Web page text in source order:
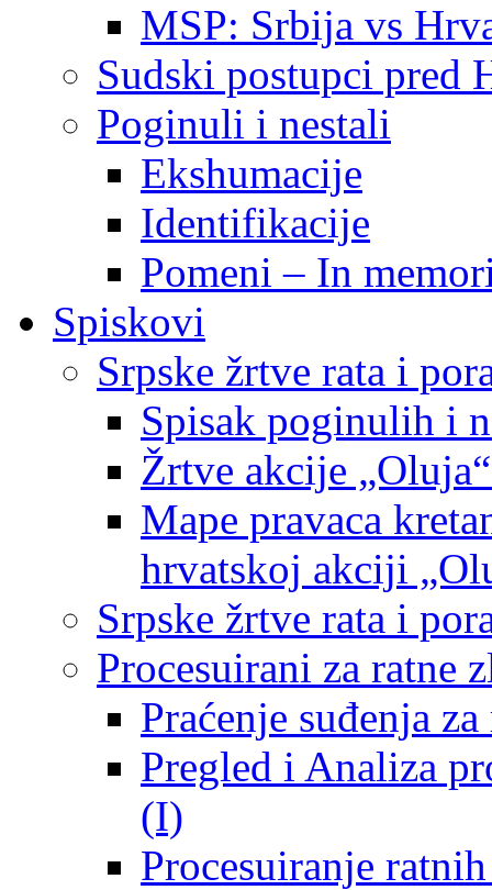
MSP: Srbija vs
Sudski postupci pred
Poginuli i nestali
Ekshumacije
Identifikacije
Pomeni – In
Spiskovi
Srpske žrtve rata i
Spisak poginulih i
Žrtve akcije
Mape pravaca
hrvatskoj akciji
Srpske žrtve rata i
Procesuirani za ratne
Praćenje suđenja
Pregled i Analiza
(I)
Procesuiranje